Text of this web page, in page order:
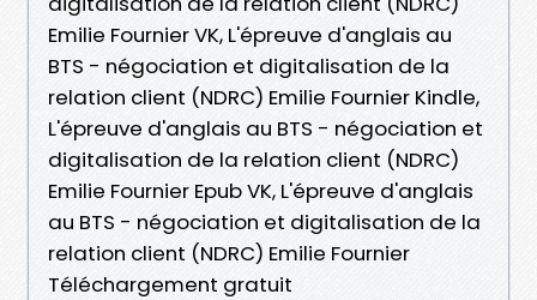
Emilie Fournier VK, L'épreuve d'anglais au
BTS - négociation et digitalisation de la
relation client (NDRC) Emilie Fournier Kindle,
L'épreuve d'anglais au BTS - négociation et
digitalisation de la relation client (NDRC)
Emilie Fournier Epub VK, L'épreuve d'anglais
au BTS - négociation et digitalisation de la
relation client (NDRC) Emilie Fournier
Téléchargement gratuit